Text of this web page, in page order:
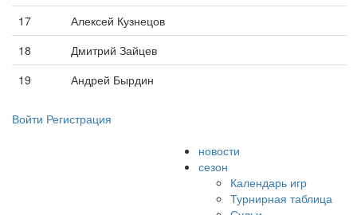
17
Алексей Кузнецов
18
Дмитрий Зайцев
19
Андрей Бырдин
Войти Регистрация
новости
сезон
Календарь игр
Турнирная таблица